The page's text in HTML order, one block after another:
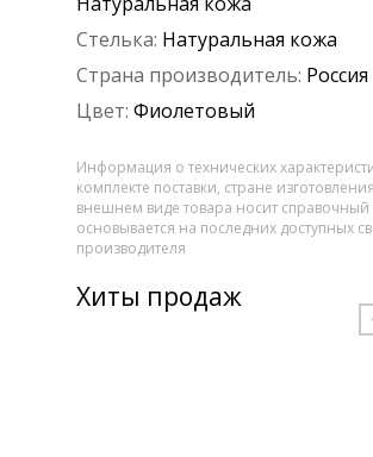
Стелька: Натуральная кожа
Страна производитель: Россия
Цвет: Фиолетовый
Информация о технических
комплекте поставки, стране
внешнем виде товара носит справочный
основывается на последних доступных
производителя
Хиты продаж